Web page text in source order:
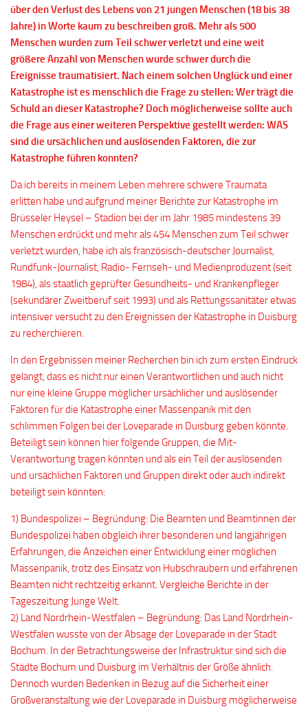
über den Verlust des Lebens von 21 jungen Menschen (18 bis 38
Jahre) in Worte kaum zu beschreiben groß. Mehr als 500
Menschen wurden zum Teil schwer verletzt und eine weit
größere Anzahl von Menschen wurde schwer durch die
Ereignisse traumatisiert. Nach einem solchen Unglück und einer
Katastrophe ist es menschlich die Frage zu stellen: Wer trägt die
Schuld an dieser Katastrophe? Doch möglicherweise sollte auch
die Frage aus einer weiteren Perspektive gestellt werden: WAS
sind die ursächlichen und auslösenden Faktoren, die zur
Katastrophe führen konnten?
Da ich bereits in meinem Leben mehrere schwere Traumata
erlitten habe und aufgrund meiner Berichte zur Katastrophe im
Brüsseler Heysel – Stadion bei der im Jahr 1985 mindestens 39
Menschen erdrückt und mehr als 454 Menschen zum Teil schwer
verletzt wurden, habe ich als französisch-deutscher Journalist,
Rundfunk-Journalist, Radio- Fernseh- und Medienproduzent (seit
1984), als staatlich geprüfter Gesundheits- und Krankenpfleger
(sekundärer Zweitberuf seit 1993) und als Rettungssanitäter etwas
intensiver versucht zu den Ereignissen der Katastrophe in Duisburg
zu recherchieren.
In den Ergebnissen meiner Recherchen bin ich zum ersten Eindruck
gelangt, dass es nicht nur einen Verantwortlichen und auch nicht
nur eine kleine Gruppe möglicher ursächlicher und auslösender
Faktoren für die Katastrophe einer Massenpanik mit den
schlimmen Folgen bei der Loveparade in Duisburg geben könnte.
Beteiligt sein können hier folgende Gruppen, die Mit-
Verantwortung tragen könnten und als ein Teil der auslösenden
und ursächlichen Faktoren und Gruppen direkt oder auch indirekt
beteiligt sein könnten:
1) Bundespolizei – Begründung: Die Beamten und Beamtinnen der
Bundespolizei haben obgleich ihrer besonderen und langjährigen
Erfahrungen, die Anzeichen einer Entwicklung einer möglichen
Massenpanik, trotz des Einsatz von Hubschraubern und erfahrenen
Beamten nicht rechtzeitig erkannt. Vergleiche Berichte in der
Tageszeitung Junge Welt.
2) Land Nordrhein-Westfalen – Begründung: Das Land Nordrhein-
Westfalen wusste von der Absage der Loveparade in der Stadt
Bochum. In der Betrachtungsweise der Infrastruktur sind sich die
Städte Bochum und Duisburg im Verhältnis der Größe ähnlich.
Dennoch wurden Bedenken in Bezug auf die Sicherheit einer
Großveranstaltung wie der Loveparade in Duisburg möglicherweise